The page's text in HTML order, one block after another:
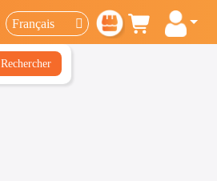
Rechercher